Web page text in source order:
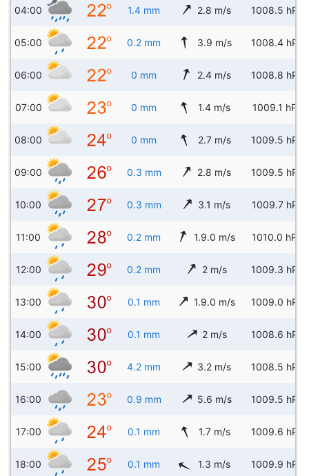
04:00 1.4 mm 2.8 m/s 1008.5 hPa
05:00 0.2 mm 3.9 m/s 1008.4 hPa
06:00 0 mm 2.4 m/s 1008.8 hPa
07:00 0 mm 1.4 m/s 1009.1 hPa
08:00 0 mm 2.7 m/s 1009.5 hPa
09:00 0.3 mm 2.8 m/s 1009.5 hPa
10:00 0.3 mm 3.1 m/s 1009.7 hPa
11:00 0.2 mm 1.9.0 m/s 1010.0 hPa
12:00 0.2 mm 2 m/s 1009.3 hPa
13:00 0.1 mm 1.9.0 m/s 1009.0 hPa
14:00 0.1 mm 2 m/s 1008.6 hPa
15:00 4.2 mm 3.2 m/s 1008.5 hPa
16:00 0.9 mm 5.6 m/s 1009.5 hPa
17:00 0.1 mm 1.7 m/s 1009.6 hPa
18:00 0.1 mm 1.3 m/s 1009.9 hPa